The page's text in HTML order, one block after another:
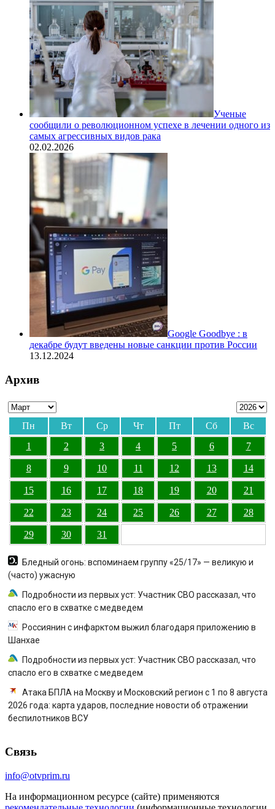
Ученые
сообщили о революционном успехе в лечении одного из
самых агрессивных видов рака
02.02.2026
Google Goodbye : в
декабре будут введены новые санкции против России
13.12.2024
Архив
Пн Вт Ср Чт Пт Сб
Вс
1
2 3 4 5 6 7
8 9 10 11 12 13 14
15 16 17 18 19 20 21
22 23 24 25 26 27 28
29 30 31
Бледный огонь: вспоминаем группу «25/17» — великую и
(часто) ужасную
Подробности из первых уст: Участник СВО рассказал, что
спасло его в схватке с медведем
Россиянин с инфарктом выжил благодаря приложению в
Шанхае
Подробности из первых уст: Участник СВО рассказал, что
спасло его в схватке с медведем
Атака БПЛА на Москву и Московский регион с 1 по 8 августа
2026 года: карта ударов, последние новости об отражении
беспилотников ВСУ
Связь
info@otvprim.ru
На информационном ресурсе (сайте) применяются